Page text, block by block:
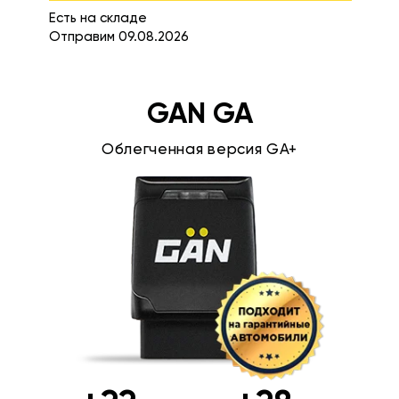
Есть на складе
Отправим 09.08.2026
GAN GA
Облегченная версия GA+